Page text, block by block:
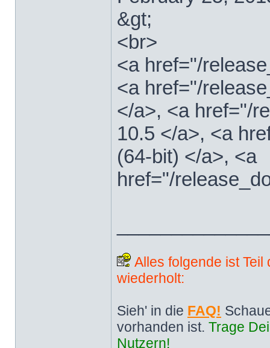
&gt;
<br>
<a href="/
<a href="/
</a>, <a href="/
10.5 </a>, <a
(64-bit) </a>, <a
href="/
Alles folgende ist
wiederholt:
Sieh' in die FAQ!
vorhanden ist. Trage
Nutzern!